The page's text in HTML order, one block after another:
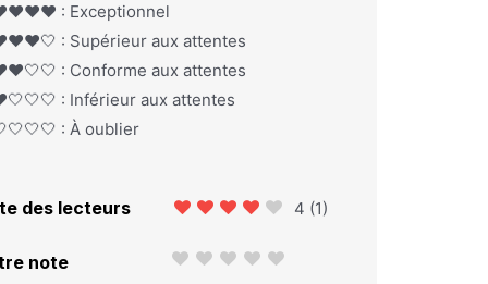
: Exceptionnel
: Supérieur aux attentes
: Conforme aux attentes
: Inférieur aux attentes
: À oublier
des lecteurs 4 (1)
note